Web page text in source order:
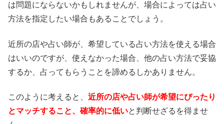
は問題にならないかもしれませんが、場合によっては占い
方法を指定したい場合もあることでしょう。
近所の店や占い師が、希望している占い方法を使える場合
はいいのですが、使えなかった場合、他の占い方法で妥協
するか、占ってもらうことを諦めるしかありません。
このように考えると、 近所の店や占い師が希望にぴったり
とマッチすること、確率的に低いと判断せざるを得ませ